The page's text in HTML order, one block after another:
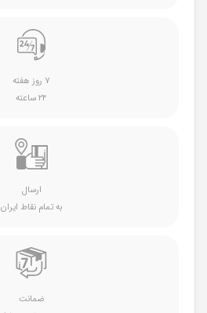
۷ روز هفته
۲۴ ساعته
ارسال
به تمام نقاط ایران
ضمانت